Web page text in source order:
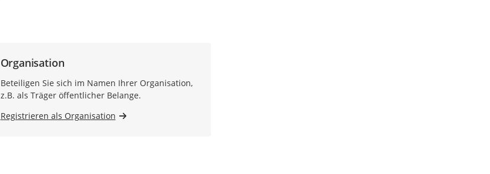
Organisation
Beteiligen Sie sich im Namen Ihrer Organisation,
z.B. als Träger öffentlicher Belange.
Registrieren als Organisation